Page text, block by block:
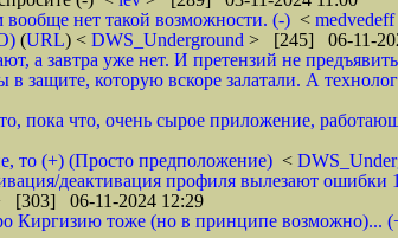
нет такой возможности. (-) < medvedeff
(URL) < DWS_Underground > [245] 06-11-
а завтра уже нет. И претензий не
защите, которую вскоре залатали. А
пока что, очень сырое приложение,
то (+) (Просто предположение) <
деактивация профиля вылезают ошибки
[303] 06-11-2024 12:29
Киргизию тоже (но в принципе возможно)...